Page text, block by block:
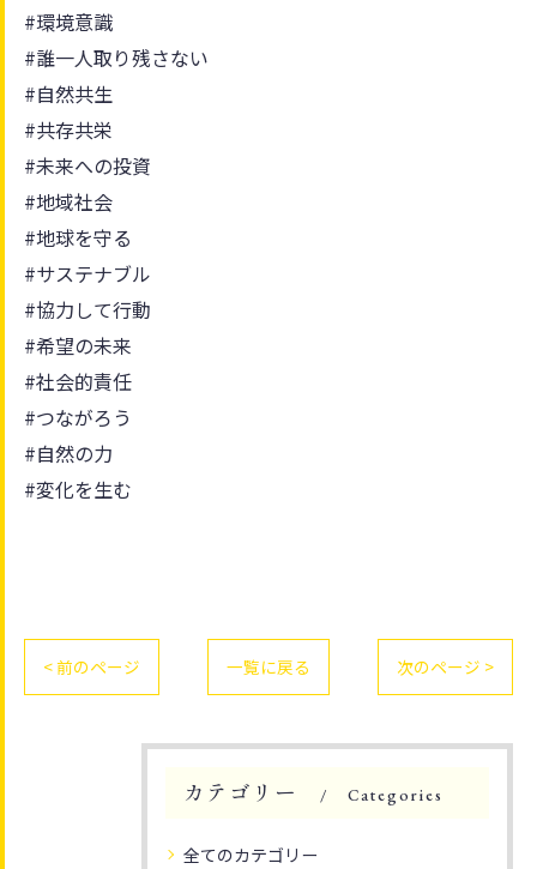
#環境意識
#誰一人取り残さない
#自然共生
#共存共栄
#未来への投資
#地域社会
#地球を守る
#サステナブル
#協力して行動
#希望の未来
#社会的責任
#つながろう
#自然の力
#変化を生む
< 前のページ 一覧に戻る 次のページ >
カテゴリー Categories
全てのカテゴリー